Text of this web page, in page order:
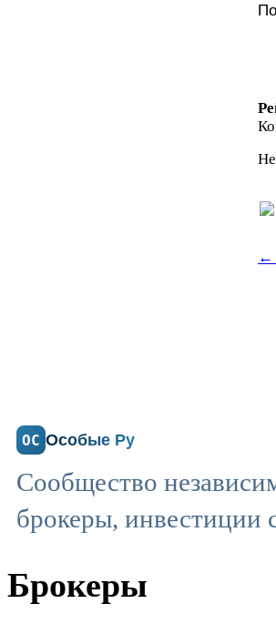
←
ОС Особые Ру
Сообщество
брокеры, инвестиции
Брокеры